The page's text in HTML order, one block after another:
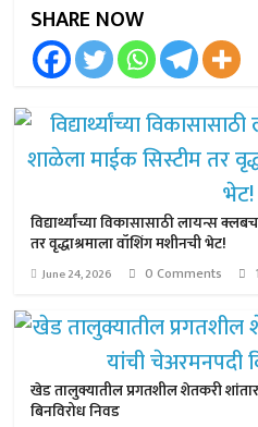
SHARE NOW
विद्यार्थ्यांच्या विकासासाठी लायन्स
तर वृद्धाश्रमाला वॉशिंग मशीनची भेट!
June 24, 2026 0 Comments
खेड तालुक्यातील प्रगतशील शेतकरी
बिनविरोध निवड